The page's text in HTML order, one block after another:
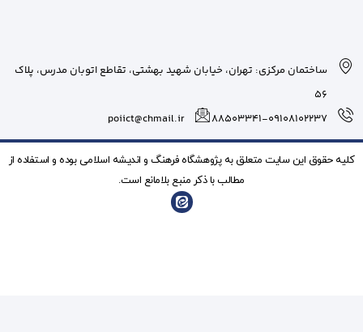
شهید بهشتی، تقاطع اتوبان مدرس، پلاک
poiict@chmail.ir
فرهنگ و انديشه اسلامی بوده و استفاده از